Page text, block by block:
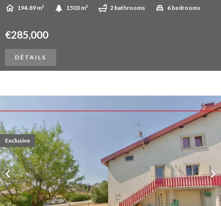
194.89 m² 1503 m² 2 bathrooms 6 bedrooms
€285,000
DÉTAILS
Exclusive